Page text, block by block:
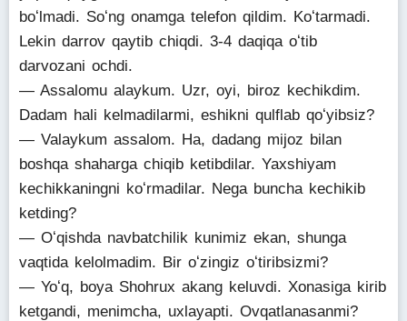
boʻlmadi. Soʻng onamga telefon qildim. Koʻtarmadi.
Lekin darrov qaytib chiqdi. 3-4 daqiqa oʻtib
darvozani ochdi.
— Assalomu alaykum. Uzr, oyi, biroz kechikdim.
Dadam hali kelmadilarmi, eshikni qulflab qoʻyibsiz?
— Valaykum assalom. Ha, dadang mijoz bilan
boshqa shaharga chiqib ketibdilar. Yaxshiyam
kechikkaningni koʻrmadilar. Nega buncha kechikib
ketding?
— Oʻqishda navbatchilik kunimiz ekan, shunga
vaqtida kelolmadim. Bir oʻzingiz oʻtiribsizmi?
— Yoʻq, boya Shohrux akang keluvdi. Xonasiga kirib
ketgandi, menimcha, uxlayapti. Ovqatlanasanmi?